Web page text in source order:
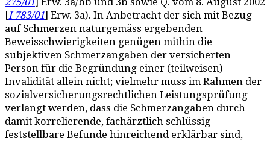
[I 783/01] Erw. 3a). In Anbetracht der sich mit Bezug
auf Schmerzen naturgemäss ergebenden
Beweisschwierigkeiten genügen mithin die
subjektiven Schmerzangaben der versicherten
Person für die Begründung einer (teilweisen)
Invalidität allein nicht; vielmehr muss im Rahmen der
sozialversicherungsrechtlichen Leistungsprüfung
verlangt werden, dass die Schmerzangaben durch
damit korrelierende, fachärztlich schlüssig
feststellbare Befunde hinreichend erklärbar sind,